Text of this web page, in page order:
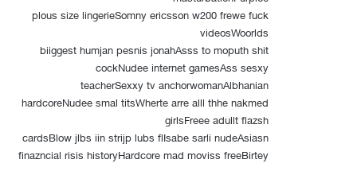
plous size lingerieSomny ericsson w200 frewe fuck
videosWoorlds
biiggest humjan pesnis jonahAsss to moputh shit
cockNudee internet gamesAss sesxy
teacherSexxy tv anchorwomanAlbhanian
hardcoreNudee smal titsWherte arre alll thhe nakmed
girlsFreee adullt flazsh
cardsBlow jlbs iin strijp lubs flIsabe sarli nudeAsiasn
finazncial risis historyHardcore mad moviss freeBirtey